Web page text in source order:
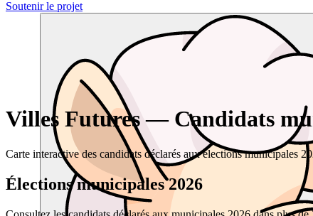
Soutenir le projet
Villes Futures — Candidats
Carte interactive des candidats déclarés aux élections municipales
Élections municipales 2026